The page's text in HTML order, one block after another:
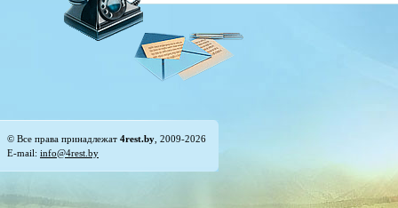
© Все права принадлежат 4rest.by , 2009-2026
E-mail: info@4rest.by